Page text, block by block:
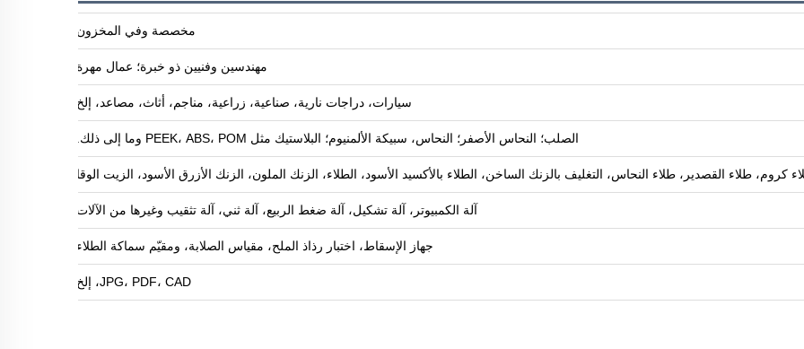
مخصصة وفي المخزون
مهندسين وفنيين ذو خبرة؛ عمال مهرة
سيارات، دراجات نارية، صناعية، زراعية، مناجم، أثاث، مصاعد، إلخ
الصلب؛ النحاس الأصفر؛ النحاس، سبيكة الألمنيوم؛ البلاستيك مثل PEEK، ABS، POM وما إلى ذلك.
طلاء القصدير، طلاء النحاس، التغليف بالزنك الساخن، الطلاء بالأكسيد الأسود، الطلاء، الزنك الملون، الزنك الأزرق الأسود، الزيت الوقائي ضد الصدأ،
آلة الكمبيوتر، آلة تشكيل، آلة ضغط الربيع، آلة ثني، آلة تثقيب وغيرها من الآلات
جهاز الإسقاط، اختبار رذاذ الملح، مقياس الصلابة، ومقيّم سماكة الطلاء
JPG، PDF، CAD، إلخ